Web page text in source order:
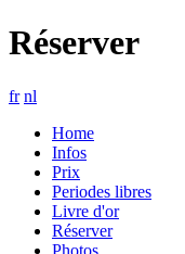
Réserver
fr nl
Home
Infos
Prix
Periodes libres
Livre d'or
Réserver
Photos